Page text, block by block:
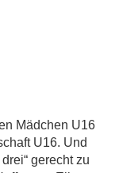
Mädchen U16
U16. Und
gerecht zu